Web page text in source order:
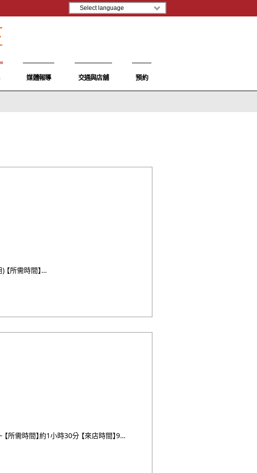
媒體報導 交通與店舖 預約
【基本費用】25,000円~(已包含石塀小路拍攝費用) 【所需時間】約2小時 【來店時間】9點 / 13點 【 ・・・
【基本費用】22,000円~ 【所需時間】約1小時30分 【來店時間】9點 / 13點 【車程費用】車程約5分 ・・・